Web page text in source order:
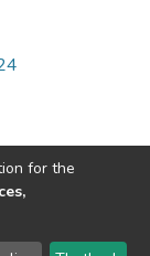
for the